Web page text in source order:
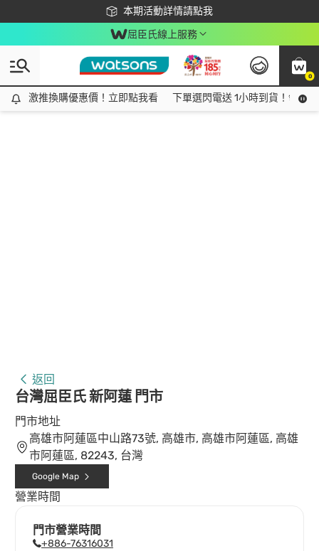
本期活動詳情請點我
下載app最高回饋$350
屈臣氏線上服務
0
激推換購優惠價！立即點我看
激推換購優惠價！立即點我看 下單選閃電送 1小時到貨！領神
返回
台灣屈臣氏 新阿蓮 門市
門市地址
高雄市阿蓮區中山路73號, 高雄市, 高雄市阿蓮區, 高雄
市阿蓮區, 82243, 台灣
Google Map
營業時間
門市營業時間
+886-76316031